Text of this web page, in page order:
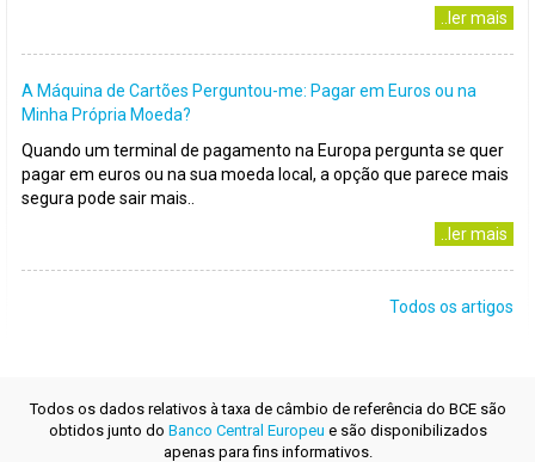
..ler mais
A Máquina de Cartões Perguntou-me: Pagar em Euros ou na
Minha Própria Moeda?
Quando um terminal de pagamento na Europa pergunta se quer
pagar em euros ou na sua moeda local, a opção que parece mais
segura pode sair mais..
..ler mais
Todos os artigos
Todos os dados relativos à taxa de câmbio de referência do BCE são
obtidos junto do Banco Central Europeu e são disponibilizados
apenas para fins informativos.